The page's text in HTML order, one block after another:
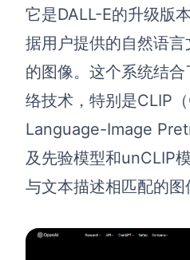
它是DALL-E的升级版
据用户提供的自然语
的图像。这个系统结
络技术，特别是CLIP
Language-Image
及先验模型和unCLIP
与文本描述相匹配的图